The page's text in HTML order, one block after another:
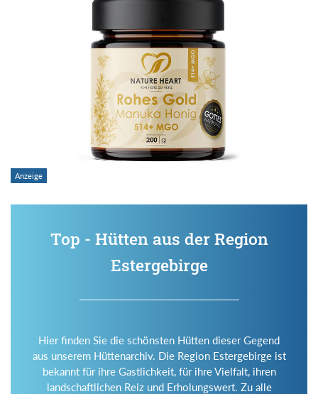
Top - Hütten aus der Region
Estergebirge
Hier finden Sie die schönsten Hütten dieser Gegend
aus unserem Hüttenarchiv. Die Region Estergebirge ist
bekannt für ihre Gastlichkeit, für ihre Vielfalt, ihren
landschaftlichen Reiz und Erholungswert. Zu alle